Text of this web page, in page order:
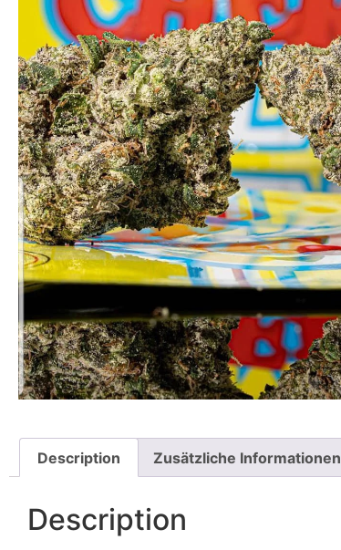
Description Zusätzliche Informationen
Description